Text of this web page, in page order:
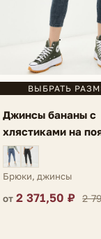
ВЫБРАТЬ
Джинсы бананы с
хлястиками на
серо-голубые Acri
Брюки, джинсы
от 2 371,50 ₽ 2